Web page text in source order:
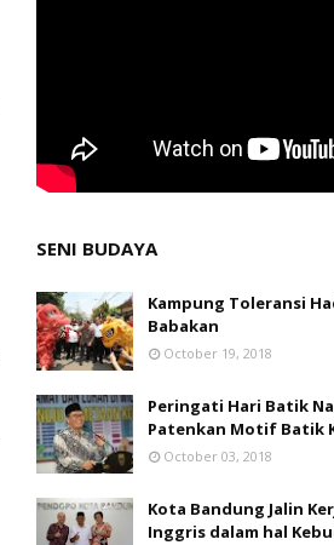
SENI BUDAYA
Kampung Toleransi
Babakan
October 19, 2018
Peringati Hari Batik
Patenkan Motif Batik
October 03, 2018
Kota Bandung Jalin
Inggris dalam hal